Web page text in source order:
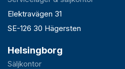
Elektravägen 31
SE-126 30 Hägersten
Helsingborg
Säljkontor